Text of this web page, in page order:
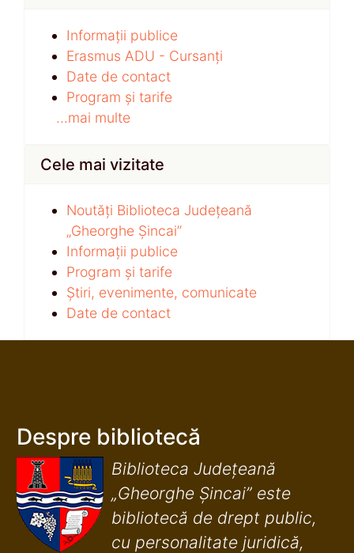
Informații publice
Erasmus ADU - Cursanți
Date de contact
Program și tarife
...mai multe
Cele mai vizitate
Noutăți Biblioteca Județeană
„Gheorghe Șincai”
Informații publice
Program și tarife
Știri, evenimente, comunicate
Date de contact
Despre bibliotecă
Biblioteca Județeană
„Gheorghe Șincai” este
bibliotecă de drept public,
cu personalitate juridică,